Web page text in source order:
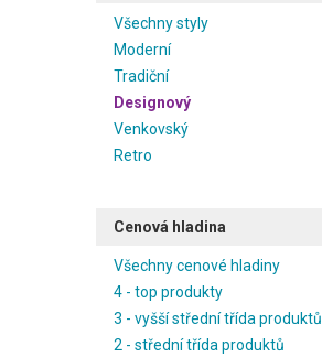
Všechny styly
Moderní
Tradiční
Designový
Venkovský
Retro
Cenová hladina
Všechny cenové hladiny
4 - top produkty
3 - vyšší střední třída produktů
2 - střední třída produktů